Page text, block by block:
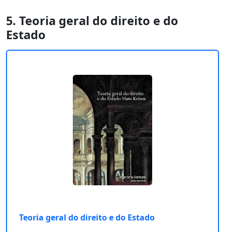
5. Teoria geral do direito e do
Estado
Teoria geral do direito e do Estado